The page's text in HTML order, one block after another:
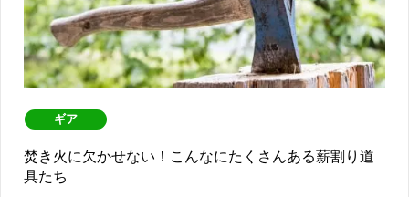
ギア
焚き火に欠かせない！こんなにたくさんある薪割り道
具たち